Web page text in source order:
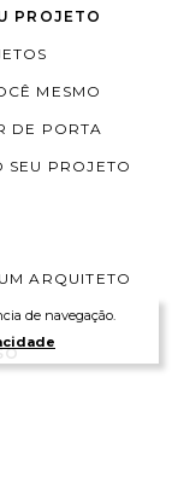
de navegação.
PROJETO
MESMO
DE PORTA
SEU PROJETO
ARQUITETO